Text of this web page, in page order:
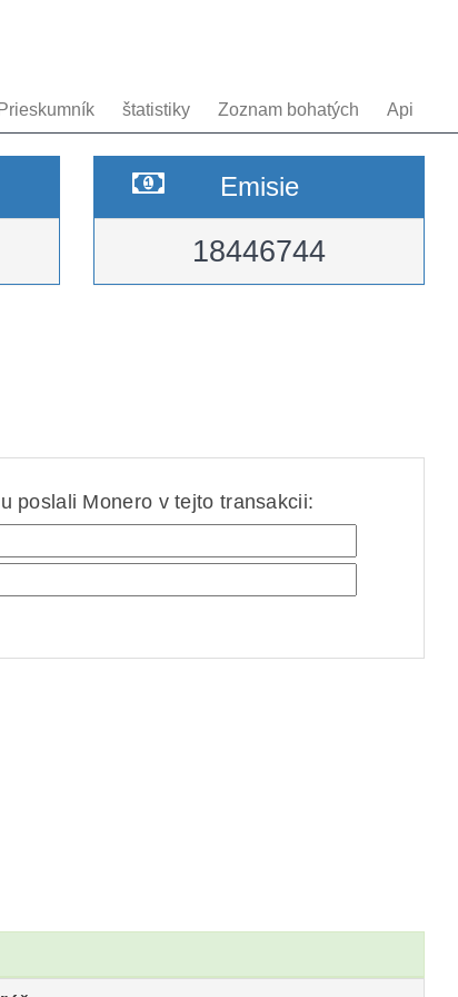
Prieskumník štatistiky Zoznam bohatých Api
Emisie
18446744
poslali Monero v tejto transakcii: